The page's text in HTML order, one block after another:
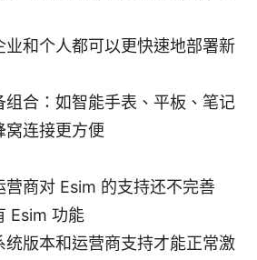
业和个人都可以更快速地部署新
组合：如智能手表、平板、笔记
窝连接更方便
营商对 Esim 的支持还不完善
Esim 功能
统版本和运营商支持才能正常激